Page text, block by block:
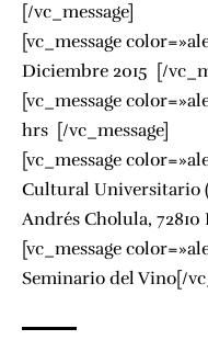
[/vc_message]
[vc_message
Diciembre 2015 [/
[vc_message
hrs [/vc_message]
[vc_message
Cultural Universitario (
Andrés Cholula, 72810
[vc_message
Seminario del Vino[/